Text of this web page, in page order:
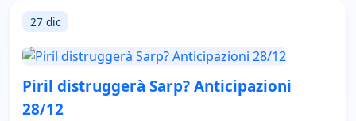
27 dic
Piril distruggerà Sarp? Anticipazioni
28/12